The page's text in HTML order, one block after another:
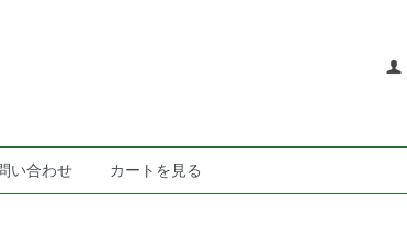
い合わせ カートを見る